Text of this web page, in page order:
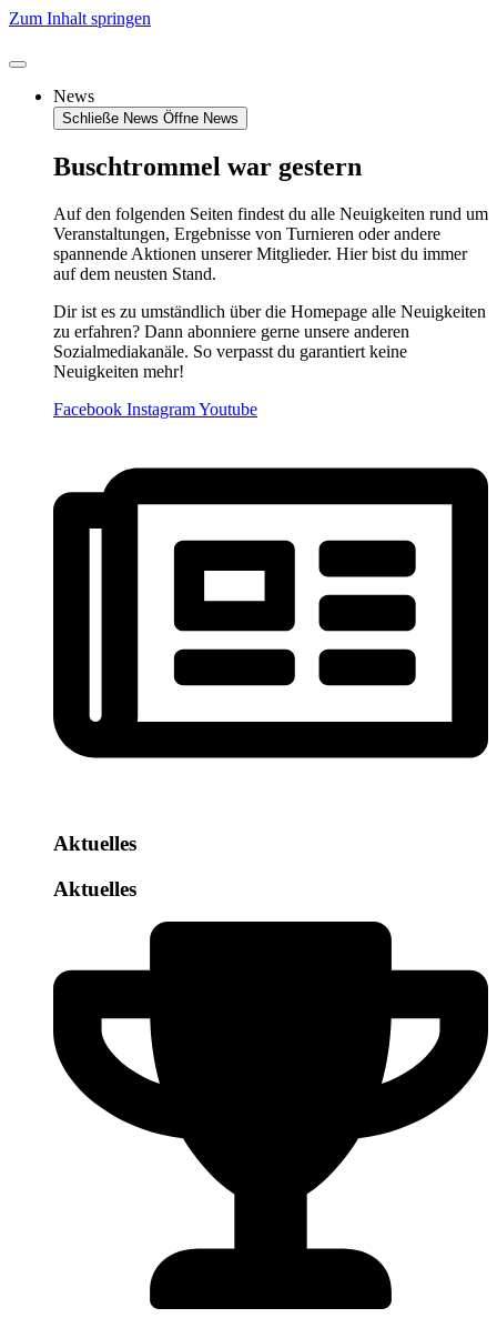
Zum Inhalt springen
News
Schließe News Öffne News
Buschtrommel war gestern
Auf den folgenden Seiten findest du alle Neuigkeiten rund um
Veranstaltungen, Ergebnisse von Turnieren oder andere
spannende Aktionen unserer Mitglieder. Hier bist du immer
auf dem neusten Stand.
Dir ist es zu umständlich über die Homepage alle Neuigkeiten
zu erfahren? Dann abonniere gerne unsere anderen
Sozialmediakanäle. So verpasst du garantiert keine
Neuigkeiten mehr!
Facebook InstagramYoutube
Aktuelles
Aktuelles